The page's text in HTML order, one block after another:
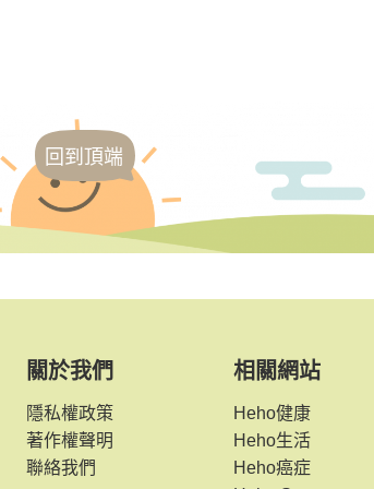
回到頂端
關於我們
隱私權政策
著作權聲明
聯絡我們
相關網站
Heho健康
Heho生活
Heho癌症